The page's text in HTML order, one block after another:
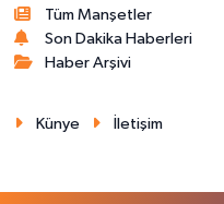
Tüm Manşetler
Son Dakika Haberleri
Haber Arşivi
Künye İletişim